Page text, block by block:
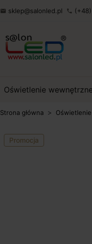
 sklep@salonled.pl phone
Oświetlenie
Strona główna
Promocja